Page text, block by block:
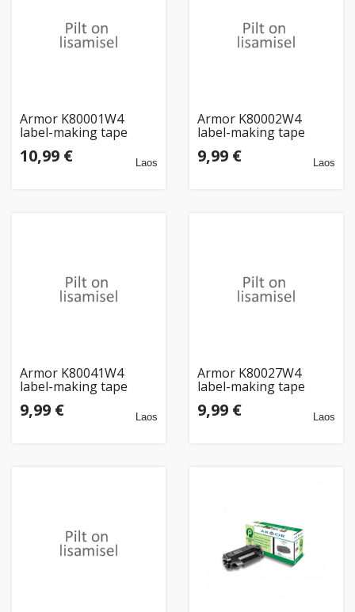
Armor K80001W4
label-making tape
Black on white
10,99 € Laos
Armor K80002W4
label-making tape
Black on white
9,99 € Laos
Armor K80041W4
label-making tape
Black on transparent
9,99 € Laos
Armor K80027W4
label-making tape
White on black
9,99 € Laos